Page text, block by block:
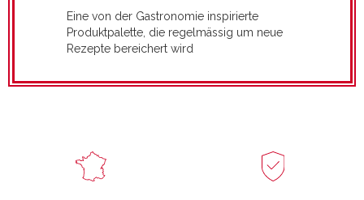
Eine von der Gastronomie inspirierte
Produktpalette, die regelmässig um neue
Rezepte bereichert wird